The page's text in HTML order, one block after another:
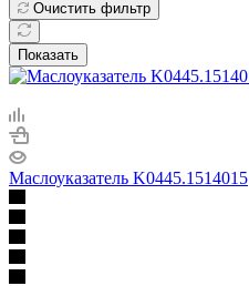
Очистить фильтр
Показать
Маслоуказатель K0445.1514015